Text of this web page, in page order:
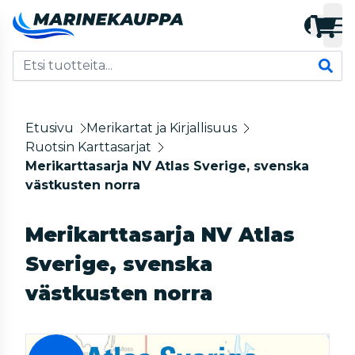
Etusivu
Merikartat ja Kirjallisuus
Ruotsin Karttasarjat
Merikarttasarja NV Atlas Sverige, svenska
västkusten norra
Merikarttasarja NV Atlas
Sverige, svenska
västkusten norra